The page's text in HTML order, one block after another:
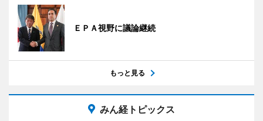
ＥＰＡ視野に議論継続
もっと見る
みん経トピックス